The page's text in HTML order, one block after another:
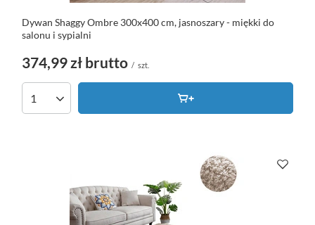
Dywan Shaggy Ombre 300x400 cm, jasnoszary - miękki do
salonu i sypialni
374,99 zł brutto / szt.